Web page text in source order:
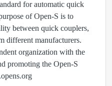
for automatic quick
of Open-S is to
between quick couplers,
different manufacturers.
organization with the
promoting the Open-S